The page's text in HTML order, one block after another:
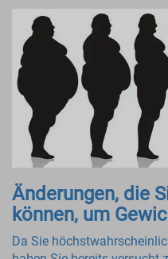
Änderungen, die
können, um
Da Sie